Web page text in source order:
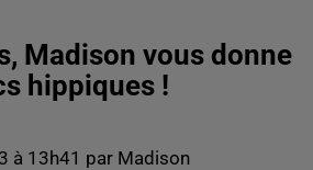
Madison vous donne
hippiques !
à 13h41 par Madison